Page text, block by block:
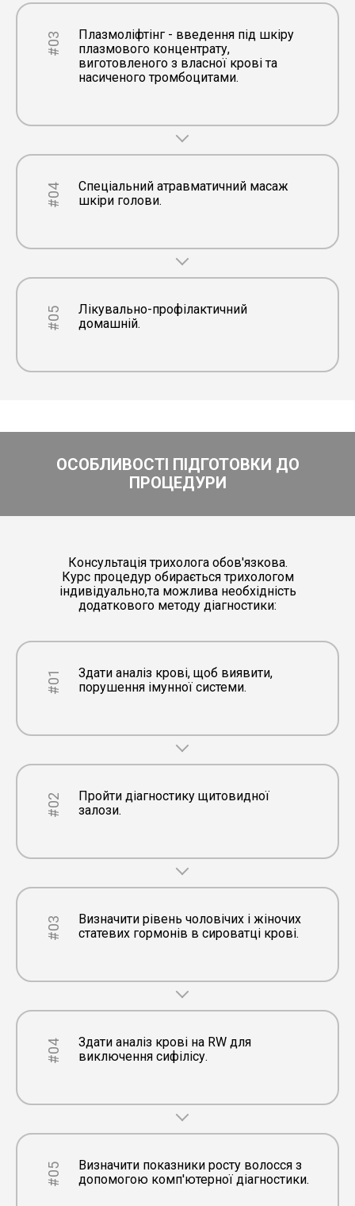
#03
Плазмоліфтінг - введення під шкіру
плазмового концентрату,
виготовленого з власної крові та
насиченого тромбоцитами.
#04
Спеціальний атравматичний масаж
шкіри голови.
#05
Лікувально-профілактичний
домашній.
ОСОБЛИВОСТІ ПІДГОТОВКИ ДО
ПРОЦЕДУРИ
Консультація трихолога обов'язкова.
Курс процедур обирається трихологом
індивідуально,та можлива необхідність
додаткового методу діагностики:
#01
Здати аналіз крові, щоб виявити,
порушення імунної системи.
#02
Пройти діагностику щитовидної
залози.
#03
Визначити рівень чоловічих і жіночих
статевих гормонів в сироватці крові.
#04
Здати аналіз крові на RW для
виключення сифілісу.
#05
Визначити показники росту волосся з
допомогою комп'ютерної діагностики.